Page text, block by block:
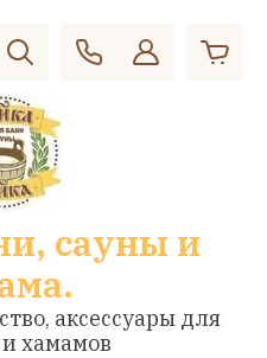
сауны и
аксессуары для
и хамамов